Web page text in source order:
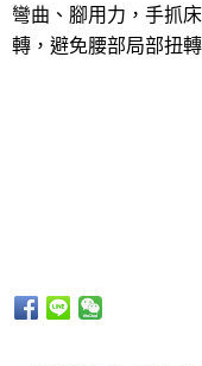
彎曲、腳用力，手抓
轉，避免腰部局部扭